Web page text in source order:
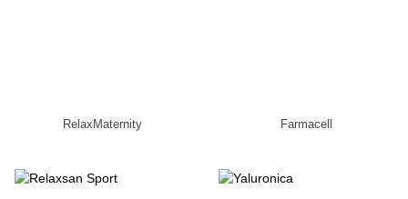
RelaxMaternity Farmacell